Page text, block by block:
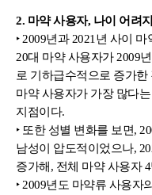
2. 마약 사용자, 나이 어려
‣ 2009년과 2021년 사이
20대 마약 사용자가 2009
로 기하급수적으로 증가한
마약 사용자가 가장 많다
지점이다.
‣ 또한 성별 변화를 보면,
남성이 압도적이었으나,
증가해, 전체 마약 사용자
‣ 2009년도 마약류 사용자